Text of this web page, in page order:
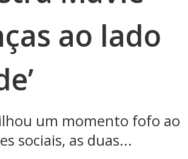
ao lado
um momento fofo ao
sociais, as duas...